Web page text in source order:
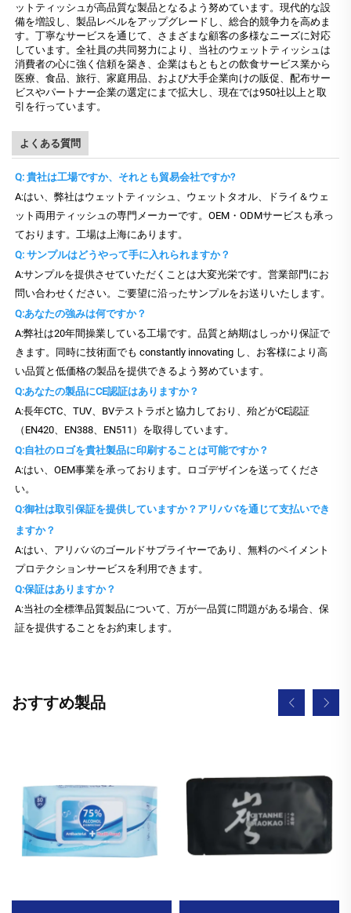
ットティッシュが高品質な製品となるよう努めています。現代的な設
備を増設し、製品レベルをアップグレードし、総合的競争力を高めま
す。丁寧なサービスを通じて、さまざまな顧客の多様なニーズに対応
しています。全社員の共同努力により、当社のウェットティッシュは
消費者の心に強く信頼を築き、企業はもともとの飲食サービス業から
医療、食品、旅行、家庭用品、および大手企業向けの販促、配布サー
ビスやパートナー企業の選定にまで拡大し、現在では950社以上と取
引を行っています。
よくある質問
Q: 貴社は工場ですか、それとも貿易会社ですか?
A:はい、弊社はウェットティッシュ、ウェットタオル、ドライ＆ウェ
ット両用ティッシュの専門メーカーです。OEM・ODMサービスも承っ
ております。工場は上海にあります。
Q: サンプルはどうやって手に入れられますか？
A:サンプルを提供させていただくことは大変光栄です。営業部門にお
問い合わせください。ご要望に沿ったサンプルをお送りいたします。
Q:あなたの強みは何ですか？
A:弊社は20年間操業している工場です。品質と納期はしっかり保証で
きます。同時に技術面でも constantly innovating し、お客様により高
い品質と低価格の製品を提供できるよう努めています。
Q:あなたの製品にCE認証はありますか？
A:長年CTC、TUV、BVテストラボと協力しており、殆どがCE認証
（EN420、EN388、EN511）を取得しています。
Q:自社のロゴを貴社製品に印刷することは可能ですか？
A:はい、OEM事業を承っております。ロゴデザインを送ってくださ
い。
Q:御社は取引保証を提供していますか？アリババを通じて支払いでき
ますか？
A:はい、アリババのゴールドサプライヤーであり、無料のペイメント
プロテクションサービスを利用できます。
Q:保証はありますか？
A:当社の全標準品質製品について、万が一品質に問題がある場合、保
証を提供することをお約束します。
おすすめ製品